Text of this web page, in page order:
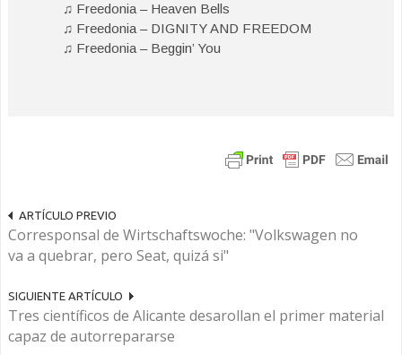
♫ Freedonia – Heaven Bells
♫ Freedonia – DIGNITY AND FREEDOM
♫ Freedonia – Beggin’ You
ARTÍCULO PREVIO
Corresponsal de Wirtschaftswoche: "Volkswagen no
va a quebrar, pero Seat, quizá si"
SIGUIENTE ARTÍCULO
Tres científicos de Alicante desarollan el primer material
capaz de autorrepararse